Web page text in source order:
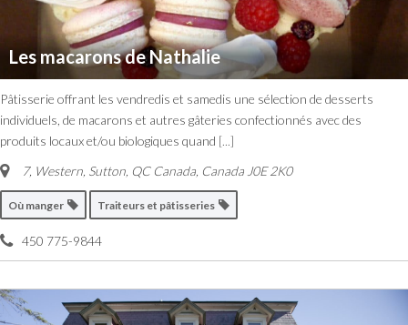
Les macarons de Nathalie
Pâtisserie offrant les vendredis et samedis une sélection de desserts
individuels, de macarons et autres gâteries confectionnés avec des
produits locaux et/ou biologiques quand [...]
7, Western, Sutton, QC Canada, CanadaJ0E 2K0
Où manger Traiteurs et pâtisseries
450 775-9844